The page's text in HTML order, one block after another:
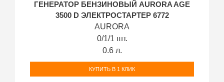
ГЕНЕРАТОР БЕНЗИНОВЫЙ AURORA AGE
3500 D ЭЛЕКТРОСТАРТЕР 6772
AURORA
0/1/1 шт.
0.6 л.
КУПИТЬ В 1 КЛИК